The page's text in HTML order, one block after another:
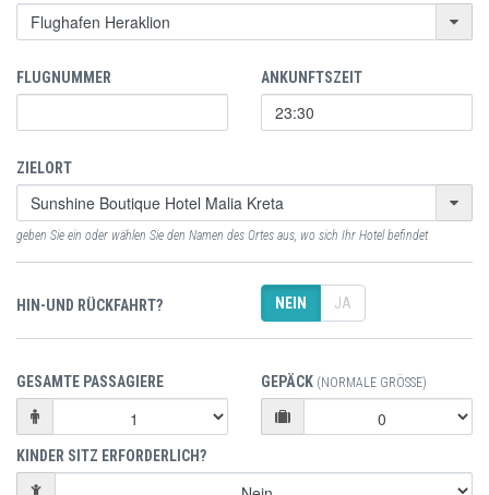
FLUGNUMMER ANKUNFTSZEIT
ZIELORT
geben Sie ein oder wählen Sie den Namen des Ortes aus, wo sich Ihr Hotel befindet
HIN-UND RÜCKFAHRT? NEIN JA
GESAMTE PASSAGIERE GEPÄCK (NORMALE GRÖSSE)
KINDER SITZ ERFORDERLICH?